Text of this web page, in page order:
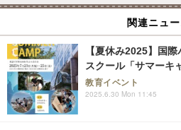
関連ニュー
【夏休み2025】国
スクール「サマーキ
教育イベント
2025.6.30 Mon 11:45